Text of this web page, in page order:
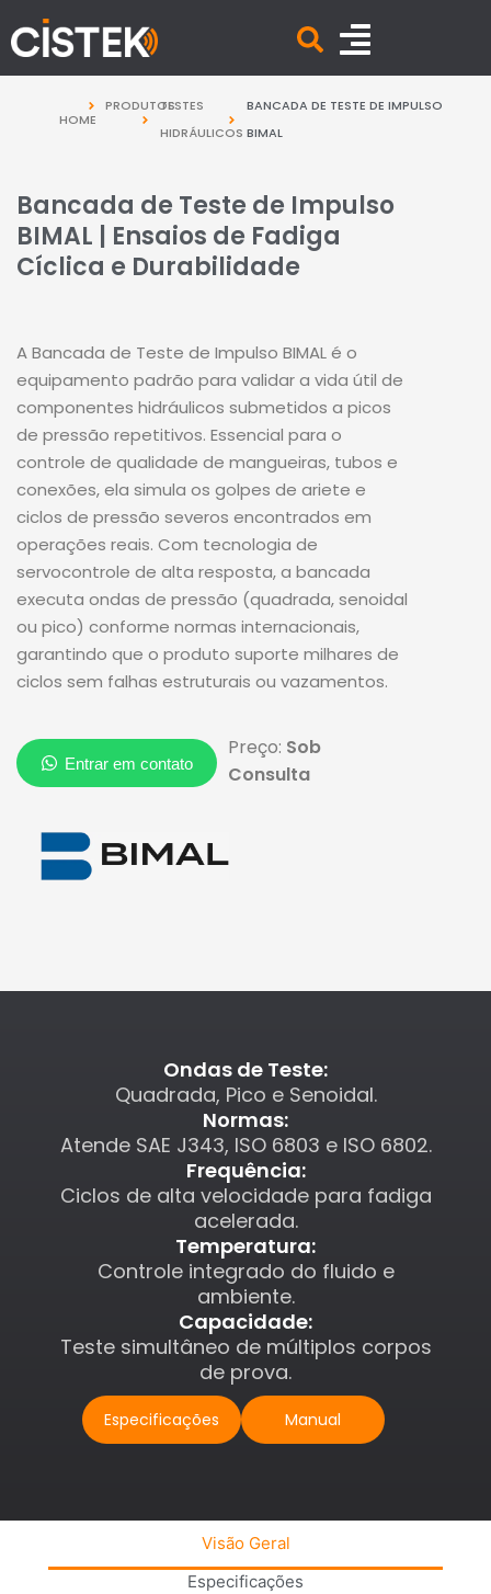
HOME
PRODUTOSTESTES
HIDRÁULICOS
BANCADA DE TESTE DE IMPULSO
BIMAL
Bancada de Teste de Impulso
BIMAL | Ensaios de Fadiga
Cíclica e Durabilidade
A Bancada de Teste de Impulso BIMAL é o
equipamento padrão para validar a vida útil de
componentes hidráulicos submetidos a picos
de pressão repetitivos. Essencial para o
controle de qualidade de mangueiras, tubos e
conexões, ela simula os golpes de ariete e
ciclos de pressão severos encontrados em
operações reais. Com tecnologia de
servocontrole de alta resposta, a bancada
executa ondas de pressão (quadrada, senoidal
ou pico) conforme normas internacionais,
garantindo que o produto suporte milhares de
ciclos sem falhas estruturais ou vazamentos.
Preço: Sob
Consulta
Ondas de Teste:
Quadrada, Pico e Senoidal.
Normas:
Atende SAE J343, ISO 6803 e ISO 6802.
Frequência:
Ciclos de alta velocidade para fadiga
acelerada.
Temperatura:
Controle integrado do fluido e
ambiente.
Capacidade:
Teste simultâneo de múltiplos corpos
de prova.
Especificações Manual
Visão Geral
Especificações